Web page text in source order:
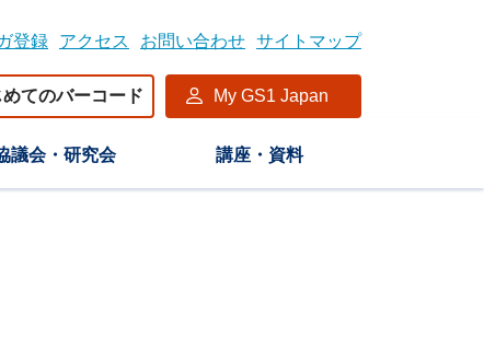
登録 アクセス お問い合わせ サイトマップ
めてのバーコード My GS1 Japan
議会・研究会 講座・資料